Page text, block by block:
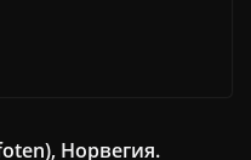
Норвегия.